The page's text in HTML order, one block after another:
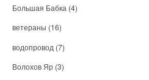
Большая Бабка (4)
ветераны (16)
водопровод (7)
Волохов Яр (3)